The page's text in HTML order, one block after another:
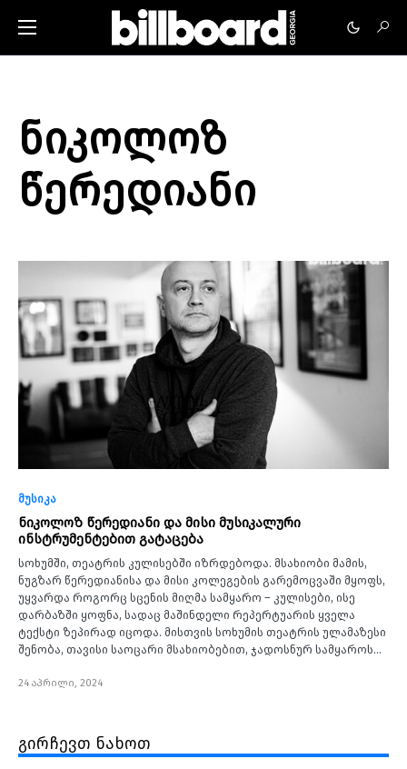
ნიკოლოზ
წერედიანი
მუსიკა
ნიკოლოზ წერედიანი და მისი მუსიკალური
ინსტრუმენტებით გატაცება
სოხუმში, თეატრის კულისებში იზრდებოდა. მსახიობი მამის,
ნუგზარ წერედიანისა და მისი კოლეგების გარემოცვაში მყოფს,
უყვარდა როგორც სცენის მიღმა სამყარო – კულისები, ისე
დარბაზში ყოფნა, სადაც მაშინდელი რეპერტუარის ყველა
ტექსტი ზეპირად იცოდა. მისთვის სოხუმის თეატრის ულამაზესი
შენობა, თავისი საოცარი მსახიობებით, ჯადოსნურ სამყაროს…
24 აპრილი, 2024
გირჩევთ ნახოთ